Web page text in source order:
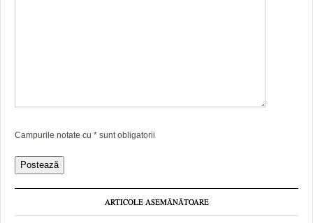
Campurile notate cu * sunt obligatorii
ARTICOLE ASEMĂNĂTOARE